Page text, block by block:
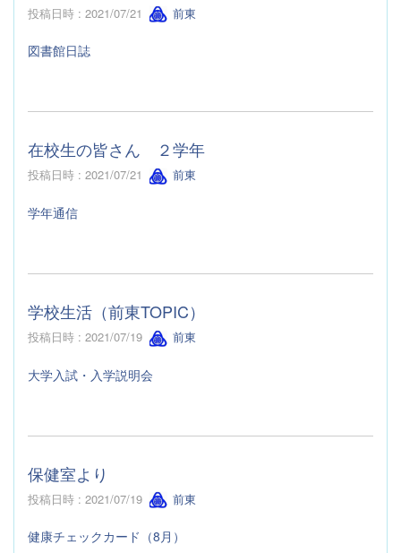
投稿日時 : 2021/07/21 前東
図書館日誌
在校生の皆さん ２学年
投稿日時 : 2021/07/21 前東
学年通信
学校生活（前東TOPIC）
投稿日時 : 2021/07/19 前東
大学入試・入学説明会
保健室より
投稿日時 : 2021/07/19 前東
健康チェックカード（8月）